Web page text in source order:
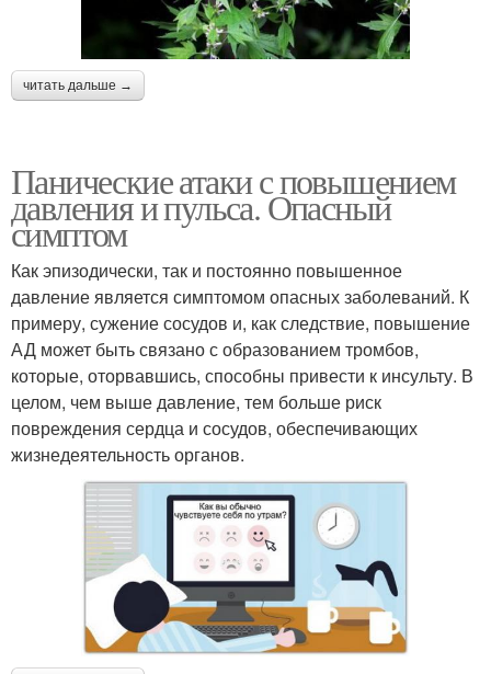
читать дальше →
Панические атаки с повышением
давления и пульса. Опасный
симптом
Как эпизодически, так и постоянно повышенное
давление является симптомом опасных заболеваний. К
примеру, сужение сосудов и, как следствие, повышение
АД может быть связано с образованием тромбов,
которые, оторвавшись, способны привести к инсульту. В
целом, чем выше давление, тем больше риск
повреждения сердца и сосудов, обеспечивающих
жизнедеятельность органов.